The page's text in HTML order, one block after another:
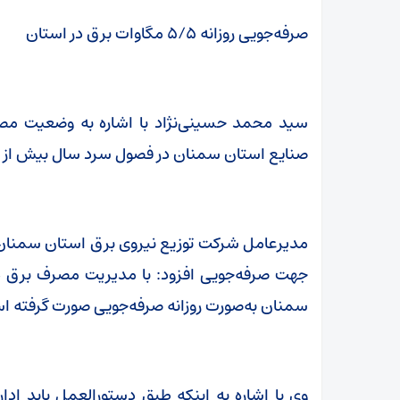
صرفه‌جویی روزانه ۵/۵ مگاوات برق در استان
سید محمد حسینی‌نژاد با اشاره به وضعیت
صنایع استان سمنان در فصول سرد سال بیش از ۵۰ درصد برق مصرف می‌کنند.
مدیرعامل شرکت توزیع نیروی برق استان
سمنان به‌صورت روزانه صرفه‌جویی صورت